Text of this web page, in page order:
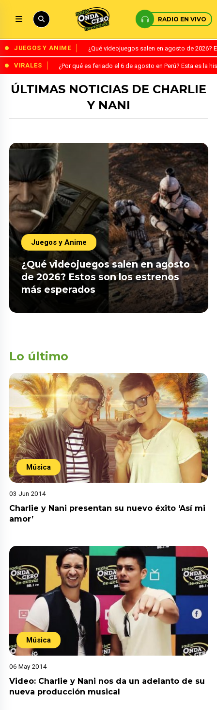
RADIO EN VIVO
JUEGOS Y ANIME ¿Qué videojuegos salen en agosto de
VIRALES ¿Por qué es feriado el 6 de agosto en Perú? Esta es la
ÚLTIMAS NOTICIAS DE CHARLIE
Y NANI
Juegos y Anime
¿Qué videojuegos salen en agosto
de 2026? Estos son los estrenos
más esperados
Lo último
Música
03 Jun 2014
Charlie y Nani presentan su nuevo éxito ‘Así mi
amor’
Música
06 May 2014
Video: Charlie y Nani nos da un adelanto de su
nueva producción musical